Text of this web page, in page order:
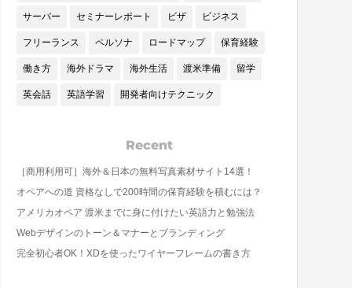
サーバー セミナーレポート ビザ ビジネス
フリーランス ペルソナ ロードマップ 保育経験
働き方 海外ドラマ 海外生活 渡米準備 留学
英会話 英語学習 開発者向けテクニック
Recent
［商用利用可］海外＆日本の無料写真素材サイト14選！
オペアへの道 資格なしで200時間の保育経験を積むには？
アメリカオペア 渡米までに身に付けたい英語力と勉強法
Webデザインのトーン＆マナーとブランディング
完全初心者OK！XDを使ったワイヤーフレームの書き方